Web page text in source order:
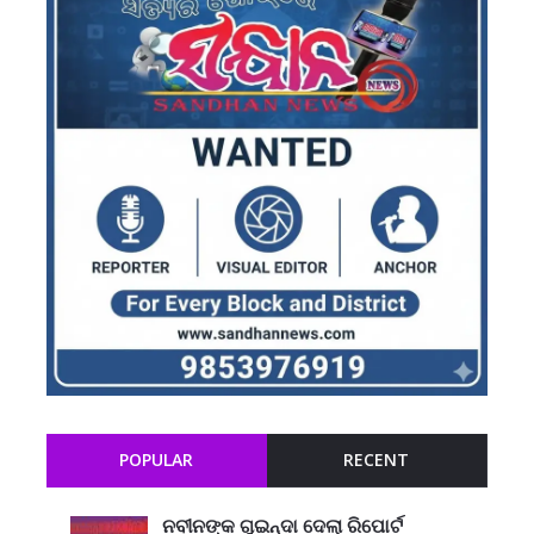
POPULAR RECENT
ନବୀନଙ୍କ ଗୁଇନ୍ଦା ଦେଲା ରିପୋର୍ଟ